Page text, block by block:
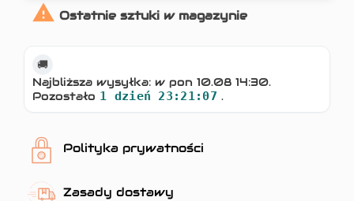
 Ostatnie sztuki w magazynie
🚚
Najbliższa wysyłka: w pon 10.08 14:30.
Pozostało 1 dzień 23:21:07 .
Polityka prywatności
Zasady dostawy